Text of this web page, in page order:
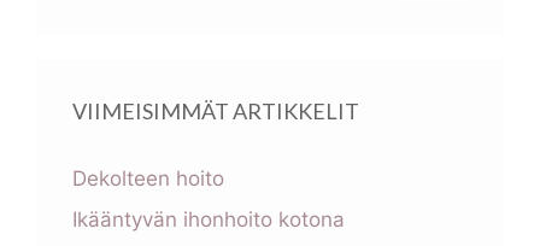
VIIMEISIMMÄT ARTIKKELIT
Dekolteen hoito
Ikääntyvän ihonhoito kotona